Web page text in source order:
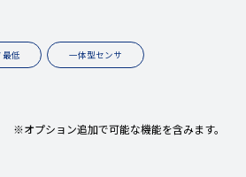
最低 一体型センサ
※オプション追加で可能な機能を含みます。